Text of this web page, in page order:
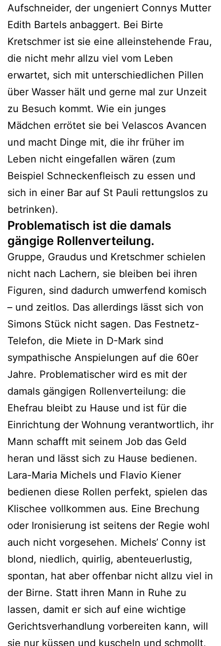
Aufschneider, der ungeniert Connys Mutter
Edith Bartels anbaggert. Bei Birte
Kretschmer ist sie eine alleinstehende Frau,
die nicht mehr allzu viel vom Leben
erwartet, sich mit unterschiedlichen Pillen
über Wasser hält und gerne mal zur Unzeit
zu Besuch kommt. Wie ein junges
Mädchen errötet sie bei Velascos Avancen
und macht Dinge mit, die ihr früher im
Leben nicht eingefallen wären (zum
Beispiel Schneckenfleisch zu essen und
sich in einer Bar auf St Pauli rettungslos zu
betrinken).
Problematisch ist die damals
gängige Rollenverteilung.
Gruppe, Graudus und Kretschmer schielen
nicht nach Lachern, sie bleiben bei ihren
Figuren, sind dadurch umwerfend komisch
– und zeitlos. Das allerdings lässt sich von
Simons Stück nicht sagen. Das Festnetz-
Telefon, die Miete in D-Mark sind
sympathische Anspielungen auf die 60er
Jahre. Problematischer wird es mit der
damals gängigen Rollenverteilung: die
Ehefrau bleibt zu Hause und ist für die
Einrichtung der Wohnung verantwortlich, ihr
Mann schafft mit seinem Job das Geld
heran und lässt sich zu Hause bedienen.
Lara-Maria Michels und Flavio Kiener
bedienen diese Rollen perfekt, spielen das
Klischee vollkommen aus. Eine Brechung
oder Ironisierung ist seitens der Regie wohl
auch nicht vorgesehen. Michels’ Conny ist
blond, niedlich, quirlig, abenteuerlustig,
spontan, hat aber offenbar nicht allzu viel in
der Birne. Statt ihren Mann in Ruhe zu
lassen, damit er sich auf eine wichtige
Gerichtsverhandlung vorbereiten kann, will
sie nur küssen und kuscheln und schmollt,